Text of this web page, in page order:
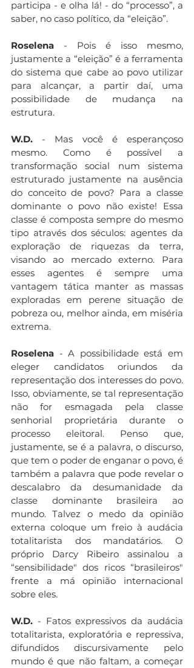
participa - e olha lá! - do “processo”, a
saber, no caso político, da “eleição”.
Roselena - Pois é isso mesmo,
justamente a “eleição” é a ferramenta
do sistema que cabe ao povo utilizar
para alcançar, a partir daí, uma
possibilidade de mudança na
estrutura.
W.D. - Mas você é esperançoso
mesmo. Como é possível a
transformação social num sistema
estruturado justamente na ausência
do conceito de povo? Para a classe
dominante o povo não existe! Essa
classe é composta sempre do mesmo
tipo através dos séculos: agentes da
exploração de riquezas da terra,
visando ao mercado externo. Para
esses agentes é sempre uma
vantagem tática manter as massas
exploradas em perene situação de
pobreza ou, melhor ainda, em miséria
extrema.
Roselena - A possibilidade está em
eleger candidatos oriundos da
representação dos interesses do povo.
Isso, obviamente, se tal representação
não for esmagada pela classe
senhorial proprietária durante o
processo eleitoral. Penso que,
justamente, se é a palavra, o discurso,
que tem o poder de enganar o povo, é
também a palavra que pode revelar o
descalabro da desumanidade da
classe dominante brasileira ao
mundo. Talvez o medo da opinião
externa coloque um freio à audácia
totalitarista dos mandatários. O
próprio Darcy Ribeiro assinalou a
“sensibilidade" dos ricos “brasileiros"
frente a má opinião internacional
sobre eles.
W.D. - Fatos expressivos da audácia
totalitarista, exploratória e repressiva,
difundidos discursivamente pelo
mundo é que não faltam, a começar